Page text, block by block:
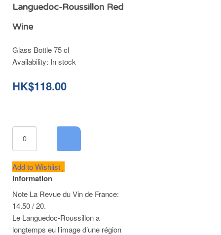
Languedoc-Roussillon Red
Wine
Glass Bottle 75 cl
Availability: In stock
HK$118.00
Add to Wishlist
Information
Note La Revue du Vin de France:
14.50 / 20.
Le Languedoc-Roussillon a
longtemps eu l’image d’une région